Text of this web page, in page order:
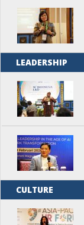
LEADERSHIP
CULTURE